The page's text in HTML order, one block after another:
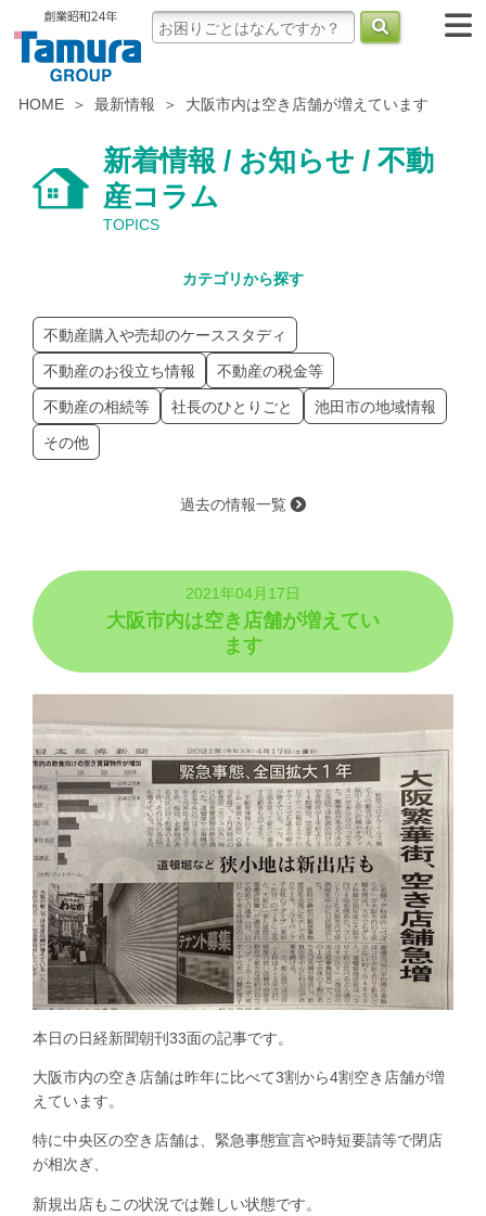
HOME 最新情報 大阪市内は空き店舗が増えています
新着情報 / お知らせ / 不動
産コラム
TOPICS
カテゴリから探す
不動産購入や売却のケーススタディ
不動産のお役立ち情報 不動産の税金等
不動産の相続等 社長のひとりごと 池田市の地域情報
その他
過去の情報一覧
2021年04月17日
大阪市内は空き店舗が増えてい
ます
本日の日経新聞朝刊33面の記事です。
大阪市内の空き店舗は昨年に比べて3割から4割空き店舗が増
えています。
特に中央区の空き店舗は、緊急事態宣言や時短要請等で閉店
が相次ぎ、
新規出店もこの状況では難しい状態です。